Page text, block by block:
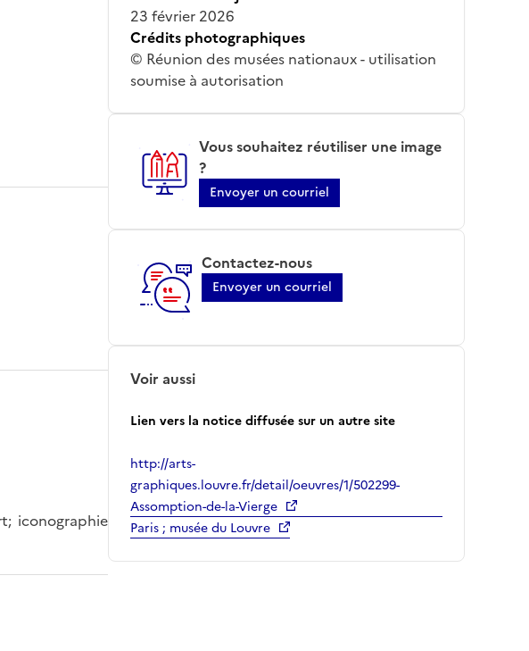
iconographie
23 février 2026
Crédits photographiques
© Réunion des musées nationaux - utilisation
soumise à autorisation
Vous souhaitez réutiliser une image
?
Envoyer un courriel
Contactez-nous
Envoyer un courriel
Voir aussi
Lien vers la notice diffusée sur un autre site
http://arts-
graphiques.louvre.fr/detail/oeuvres/1/502299-
Assomption-de-la-Vierge
Paris ; musée du Louvre